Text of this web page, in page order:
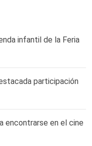
infantil de la Feria
participación
encontrarse en el cine